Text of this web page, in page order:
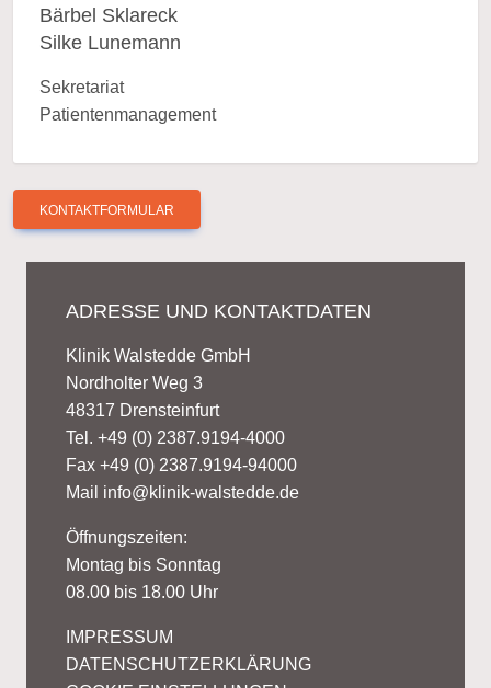
Bärbel Sklareck
Silke Lunemann
Sekretariat
Patientenmanagement
KONTAKTFORMULAR
ADRESSE UND KONTAKTDATEN
Klinik Walstedde GmbH
Nordholter Weg 3
48317 Drensteinfurt
Tel. +49 (0) 2387.9194-4000
Fax +49 (0) 2387.9194-94000
Mail info@klinik-walstedde.de
Öffnungszeiten:
Montag bis Sonntag
08.00 bis 18.00 Uhr
IMPRESSUM
DATENSCHUTZERKLÄRUNG